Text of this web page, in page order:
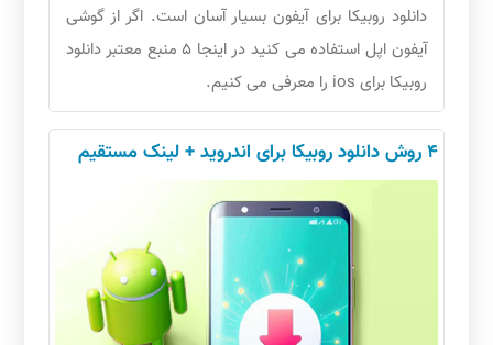
دانلود روبیکا برای آیفون بسیار آسان است. اگر از گوشی
آیفون اپل استفاده می کنید در اینجا 5 منبع معتبر دانلود
روبیکا برای ios را معرفی می کنیم.
4 روش دانلود روبیکا برای اندروید + لینک مستقیم